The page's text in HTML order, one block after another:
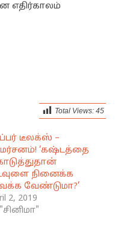
எதிர்காலம்
Total Views: 45
டீலக்ஸ் –
‘கஷ்டத்தை
நினைக்க
வேண்டுமா?’
2, 2019